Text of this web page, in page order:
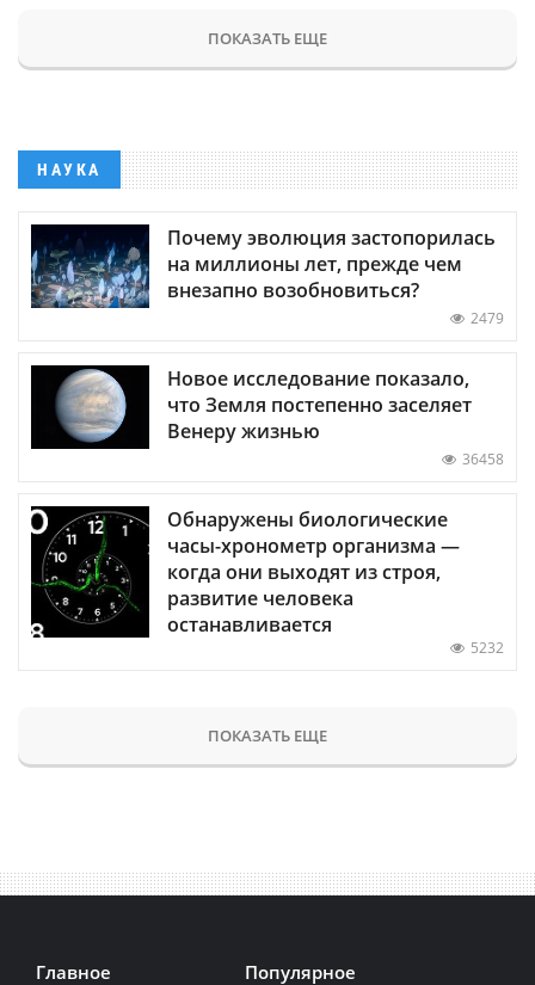
ПОКАЗАТЬ ЕЩЕ
НАУКА
Почему эволюция застопорилась
на миллионы лет, прежде чем
внезапно возобновиться?
2479
Новое исследование показало,
что Земля постепенно заселяет
Венеру жизнью
36458
Обнаружены биологические
часы-хронометр организма —
когда они выходят из строя,
развитие человека
останавливается
5232
ПОКАЗАТЬ ЕЩЕ
Главное Популярное